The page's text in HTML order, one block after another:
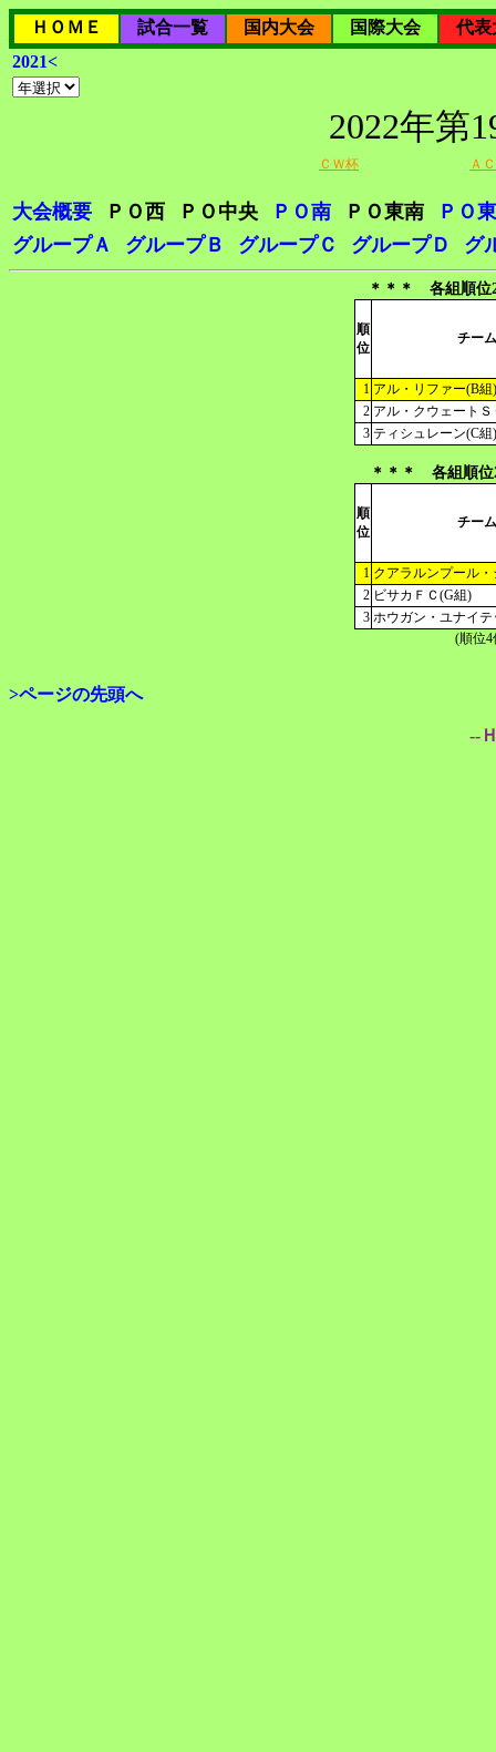
ＨＯＭＥ 試合一覧 国内大会 国際大会
代表
2021<
2022年第
ＣＷ杯 Ａ
大会概要 ＰＯ西 ＰＯ中央 ＰＯ南 ＰＯ東南
ＰＯ東
グループＡ
グループＢ グループＣ グループＤ グ
＊＊＊ 各組順
順
位
チー
1 アル・リファー(B組)
2 アル・クウェート
3 ティシュレーン(C組)
＊＊＊ 各組順
順
位
チー
1 クアラルンプール
2 ビサカＦＣ(G組)
3 ホウガン・ユナイ
(順位
>ページの先頭へ
--